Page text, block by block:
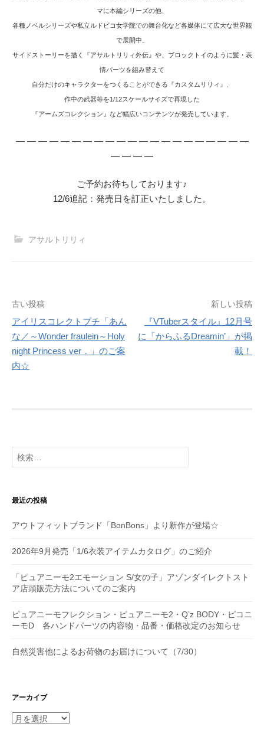
マに本編シリーズの他、
各種ノベルシリーズや私立ルドビコ女学院での舞台化など各媒体にて広大な世界観
で展開中。
サイドストーリーを描く『アサルトリリィ外伝』や、ブロックトイのように髪・表
情パーツを組み替えて
自分だけのキャラクターをつくることができる『カスタムリリィ』、
作中の武器等を1/12スケールサイズで再現した
『アームズコレクション』など幅広いコンテンツが発売しています。
— — — — — — — — — — — — — — — — — — — — —
— — — —
ご予約お待ちしております♪
12/6追記：発売日を訂正いたしました。
アサルトリリィ
投
稿
ナ
ビ
ョ
古い投稿
アイリスコレクトプチ「あん
な／～Wonder fraulein～Holy
night Princess ver．」のご案
内☆
新しい投稿
『VTuberスタイル』12月号
に「からふるDreamin’」が掲
載！
検
索:
最近の投稿
アウトフィットブランド「BonBons」より新作が登場☆
2026年9月発売「1/6衣装アイテムカタログ」のご紹介
「ピュアニーモ2エモーション S/女の子」アゾンダイレクトスト
ア店頭販売方法についてのご案内
ピュアニーモフレクション・ピュアニーモ2・Q’z BODY・ピコニ
ーモD 各ハンドパーツの内容物・品番・価格改定のお知らせ
自然災害他によるお荷物のお届けについて（7/30）
アーカイブ
ア